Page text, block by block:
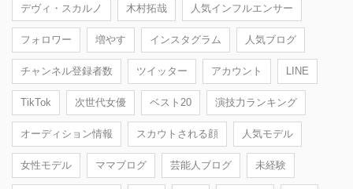
デヴィ・スカルノ 木村拓哉 人気インフルエンサー
フォロワー 増やす インスタグラム 人気ブログ
チャンネル登録者数 ツイッター アカウント LINE
TikTok 次世代女優 ベスト20 演技力ランキング
オーディション情報 スカウトされる顔 人気モデル
女性モデル ママブログ 芸能人ブログ 未経験